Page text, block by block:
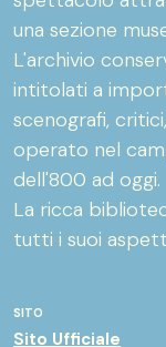
SITO
Sito Ufficiale
una sezione
L'archivio
intitolati a
scenografi,
operato nel
dell'800 ad oggi.
La ricca
tutti i suoi